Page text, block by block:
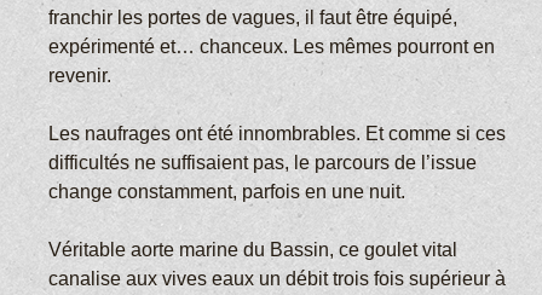
franchir les portes de vagues, il faut être équipé,
expérimenté et… chanceux. Les mêmes pourront en
revenir.
Les naufrages ont été innombrables. Et comme si ces
difficultés ne suffisaient pas, le parcours de l’issue
change constamment, parfois en une nuit.
Véritable aorte marine du Bassin, ce goulet vital
canalise aux vives eaux un débit trois fois supérieur à